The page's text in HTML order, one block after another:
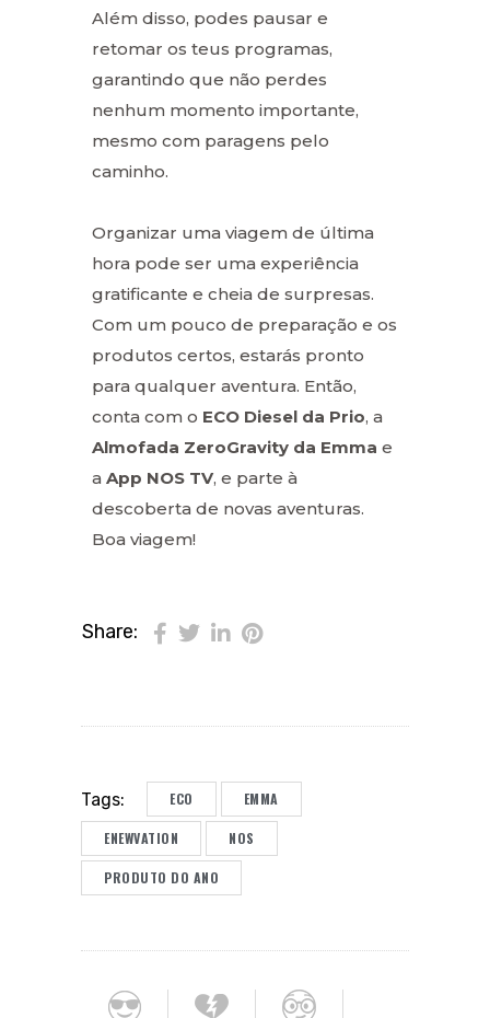
Além disso, podes pausar e
retomar os teus programas,
garantindo que não perdes
nenhum momento importante,
mesmo com paragens pelo
caminho.
Organizar uma viagem de última
hora pode ser uma experiência
gratificante e cheia de surpresas.
Com um pouco de preparação e os
produtos certos, estarás pronto
para qualquer aventura. Então,
conta com o ECO Diesel da Prio, a
Almofada ZeroGravity da Emma e
a App NOS TV, e parte à
descoberta de novas aventuras.
Boa viagem!
Share:
Tags: ECO EMMA
ENEWVATION NOS
PRODUTO DO ANO